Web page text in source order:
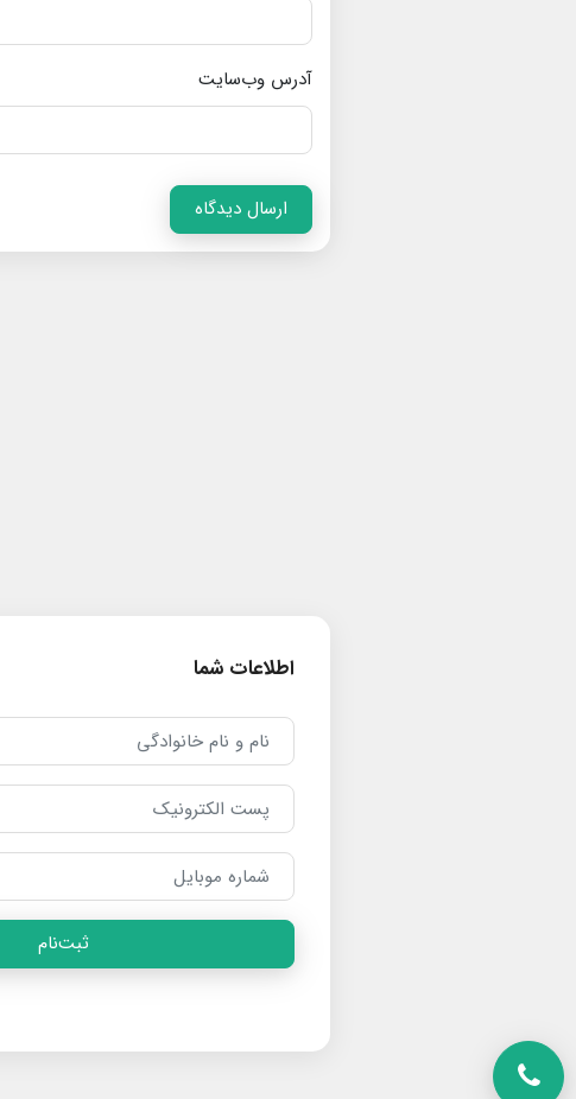
آدرس وب‌سایت
ارسال دیدگاه
اطلاعات شما
ثبت‌نام